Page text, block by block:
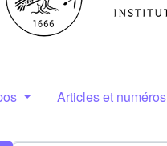
Articles et numéros